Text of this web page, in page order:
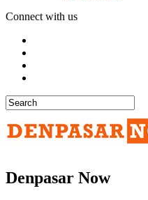
Connect with us
Denpasar Now